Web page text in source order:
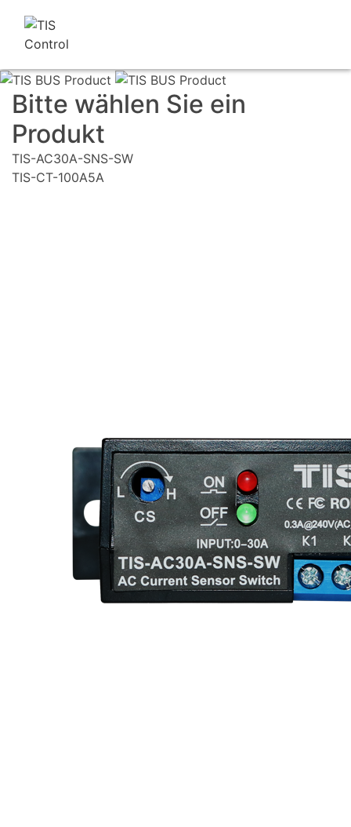
Bitte wählen Sie ein
Produkt
TIS-AC30A-SNS-SW
TIS-CT-100A5A